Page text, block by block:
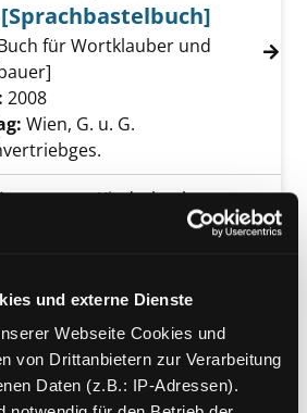
und externe Dienste
Webseite Cookies und
von Drittanbietern zur Verarbeitung
Daten (z.B.: IP-Adressen).
Details von Das neue {Sp {chb
für Wortklauber und
nach diesem Verfasser
2008
Wien, G. u. G.
Details von Alles in Butter, liebe
Kinderbuch
Nonsens, Geschichten,
nach diesem Verfasser
1998 Verlag: Wien, Dachs
Kinderbuch